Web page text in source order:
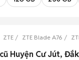
ZTE ZTE Blade A76
Huyện Cư Jút,